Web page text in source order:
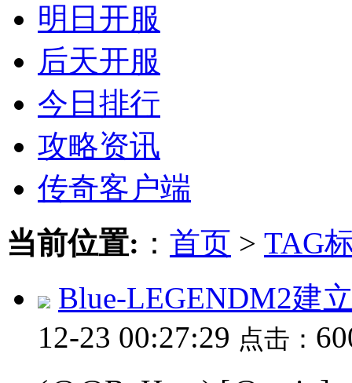
明日开服
后天开服
今日排行
攻略资讯
传奇客户端
当前位置: ： 首页 > TAG
Blue-LEGENDM2建
12-23 00:27:29 点击：